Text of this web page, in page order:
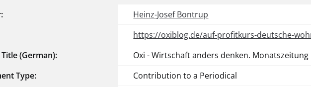
Heinz-Josef Bontrup
https://oxiblog.de/auf-profitkurs-deutsche-
(German):
Oxi - Wirtschaft anders denken. Monatszeitung
Type:
Contribution to a Periodical